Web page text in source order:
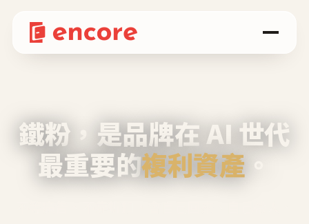
鐵粉，是品牌在 AI 世代
最重要的複利資產 。